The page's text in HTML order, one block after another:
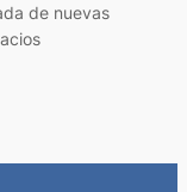
de nuevas